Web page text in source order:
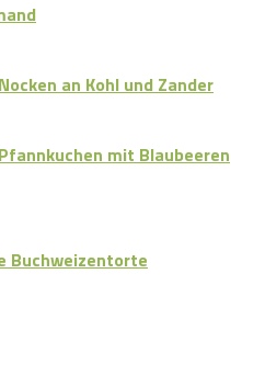
an Kohl und Zander
mit Blaubeeren
Buchweizentorte